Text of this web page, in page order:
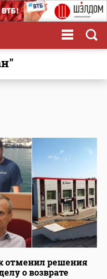
отменил решения
о возврате